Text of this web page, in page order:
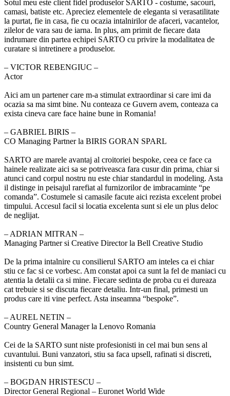
Sotul meu este client fidel produselor SARTO - costume, sacouri,
camasi, batiste etc. Apreciez elementele de eleganta si verasatilitate
la purtat, fie in casa, fie cu ocazia intalnirilor de afaceri, vacantelor,
zilelor de vara sau de iarna. In plus, am primit de fiecare data
indrumare din partea echipei SARTO cu privire la modalitatea de
curatare si intretinere a produselor.
‒ VICTOR REBENGIUC –
Actor
Aici am un partener care m-a stimulat extraordinar si care imi da
ocazia sa ma simt bine. Nu conteaza ce Guvern avem, conteaza ca
exista cineva care face haine bune in Romania!
‒ GABRIEL BIRIS –
CO Managing Partner la BIRIS GORAN SPARL
SARTO are marele avantaj al croitoriei bespoke, ceea ce face ca
hainele realizate aici sa se potriveasca fara cusur din prima, chiar si
atunci cand corpul nostru nu este chiar standardul in modeling. Asta
il distinge in peisajul rarefiat al furnizorilor de imbracaminte “pe
comanda”. Costumele si camasile facute aici rezista excelent probei
timpului. Accesul facil si locatia excelenta sunt si ele un plus deloc
de neglijat.
‒ ADRIAN MITRAN –
Managing Partner si Creative Director la Bell Creative Studio
De la prima intalnire cu consilierul SARTO am inteles ca ei chiar
stiu ce fac si ce vorbesc. Am constat apoi ca sunt la fel de maniaci cu
atentia la detalii ca si mine. Fiecare sedinta de proba cu ei dureaza
cat trebuie si se discuta fiecare detaliu. Intr-un final, primesti un
produs care iti vine perfect. Asta inseamna “bespoke”.
‒ AUREL NETIN –
Country General Manager la Lenovo Romania
Cei de la SARTO sunt niste profesionisti in cel mai bun sens al
cuvantului. Buni vanzatori, stiu sa faca upsell, rafinati si discreti,
insistenti cu bun simt.
‒ BOGDAN HRISTESCU –
Director General Regional – Euronet World Wide